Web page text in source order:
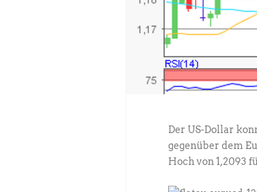
Der US-Dollar
gegenüber dem
Hoch von 1,2093